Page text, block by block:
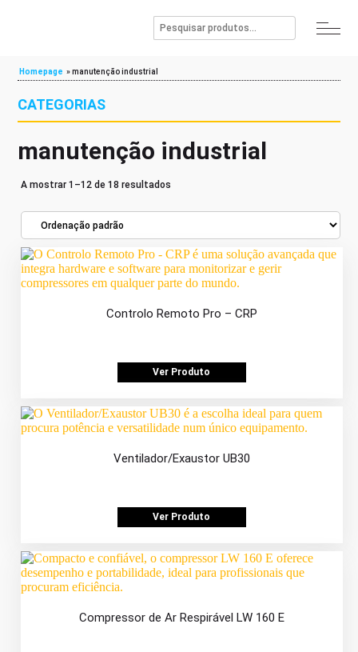
Homepage »manutenção industrial
CATEGORIAS
manutenção industrial
A mostrar 1–12 de 18 resultados
Controlo Remoto Pro – CRP
Ver Produto
Ventilador/Exaustor UB30
Ver Produto
Compressor de Ar Respirável LW 160 E